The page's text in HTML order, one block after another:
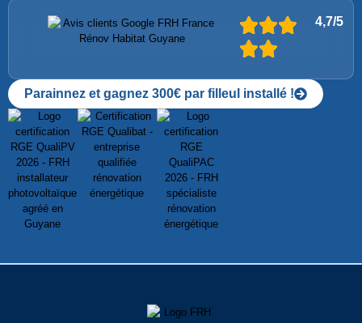
4,7/5
Parainnez et gagnez 300€ par filleul installé !